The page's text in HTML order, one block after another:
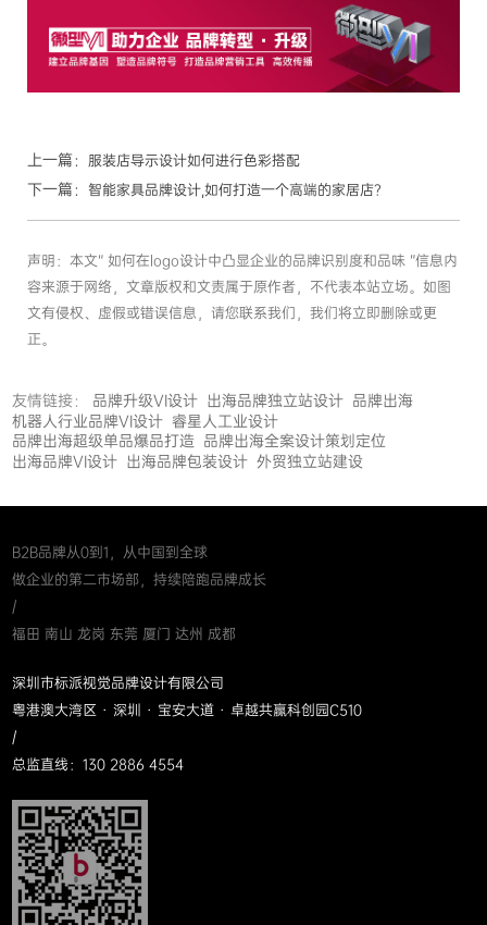
上一篇： 服装店导示设计如何进行色彩搭配
下一篇： 智能家具品牌设计,如何打造一个高端的家居店？
声明：本文“ 如何在logo设计中凸显企业的品牌识别度和品味 ”信息内
容来源于网络，文章版权和文责属于原作者，不代表本站立场。如图
文有侵权、虚假或错误信息，请您联系我们，我们将立即删除或更
正。
友情链接： 品牌升级VI设计 出海品牌独立站设计 品牌出海
机器人行业品牌VI设计 睿星人工业设计
品牌出海超级单品爆品打造 品牌出海全案设计策划定位
出海品牌VI设计 出海品牌包装设计 外贸独立站建设
B2B品牌从0到1，从中国到全球
做企业的第二市场部，持续陪跑品牌成长
/
福田 南山 龙岗 东莞 厦门 达州 成都
深圳市标派视觉品牌设计有限公司
粤港澳大湾区 · 深圳 · 宝安大道 · 卓越共赢科创园C510
/
总监直线：130 2886 4554